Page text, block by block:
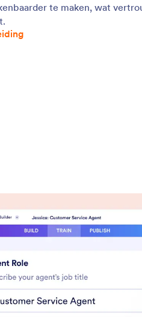
te maken, wat